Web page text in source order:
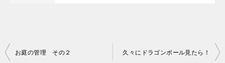
お庭の管理 その２ 久々にドラゴンボール見たら！